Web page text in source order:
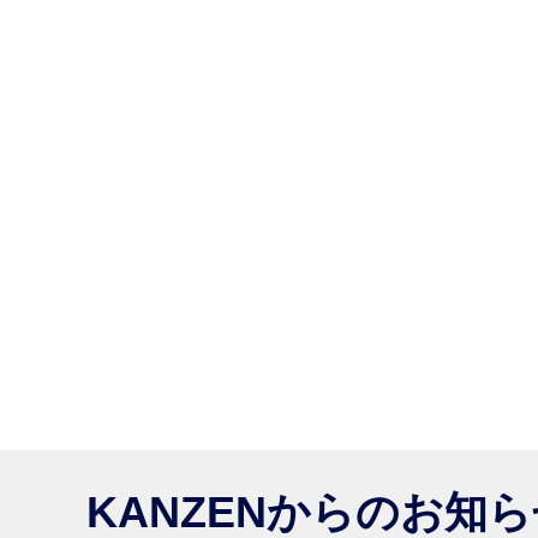
KANZENからのお知